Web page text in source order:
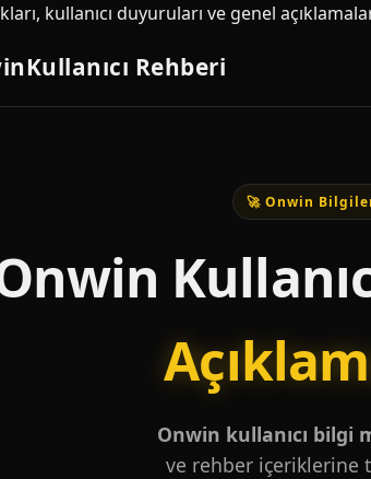
kullanıcı duyuruları ve genel
Kullanıcı Rehberi
🚀 Onwin
Onwin kullanıcı bilgi
ve rehber içeriklerine